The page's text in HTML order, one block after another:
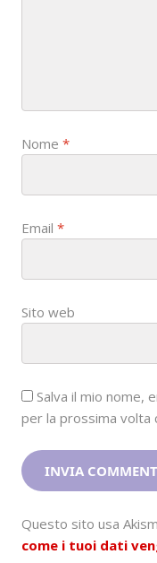
Nome *
Email *
Sito web
Salva il mio nome,
per la prossima volta
Questo sito usa
come i tuoi dati